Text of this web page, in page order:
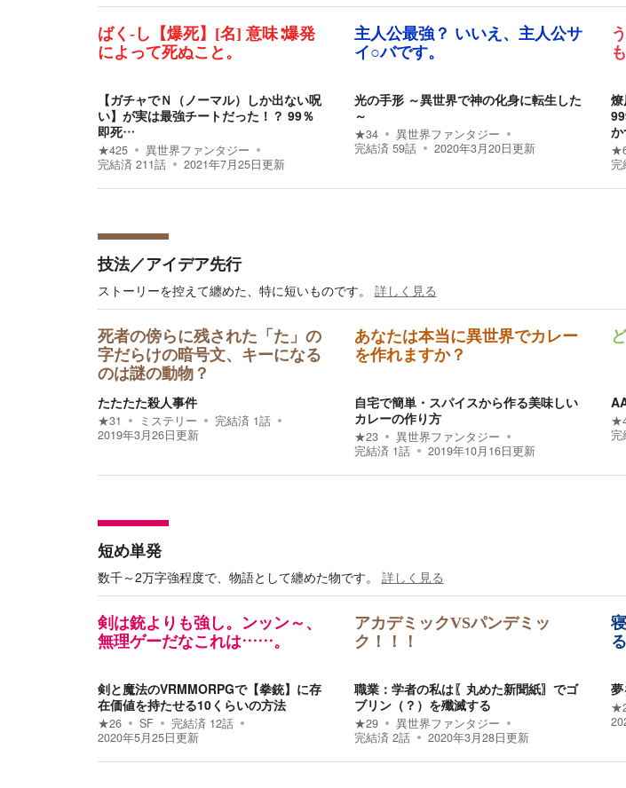
ばく-し【爆死】[名] 意味∶爆発
によって死ぬこと。
【ガチャでＮ（ノーマル）しか出ない呪
い】が実は最強チートだった！？ 99％
即死…
★425
異世界ファンタジー
完結済 211話 2021年7月25日更新
主人公最強？ いいえ、主人公サ
イ○バです。
光の手形 ～異世界で神の化身に転生した
～
★34
異世界ファンタジー
完結済 59話 2020年3月20日更新 ★
完
技法／アイデア先行
ストーリーを控えて纏めた、特に短いものです。 詳しく見る
死者の傍らに残された「た」の
字だらけの暗号文、キーになる
のは謎の動物？
たたたた殺人事件
★31 ミステリー 完結済 1話
2019年3月26日更新
あなたは本当に異世界でカレー
を作れますか？
自宅で簡単・スパイスから作る美味しい
カレーの作り方
★23
異世界ファンタジー
完結済 1話 2019年10月16日更新
★
完
短め単発
数千～2万字強程度で、物語として纏めた物です。 詳しく見る
剣は銃よりも強し。ンッン～、
無理ゲーだなこれは……。
剣と魔法のVRMMORPGで【拳銃】に存
在価値を持たせる10くらいの方法
★26 SF 完結済 12話
2020年5月25日更新
アカデミックVSパンデミッ
ク！！！
職業：学者の私は〖丸めた新聞紙〗でゴ
ブリン（？）を殲滅する
★29
異世界ファンタジー
完結済 2話 2020年3月28日更新
★